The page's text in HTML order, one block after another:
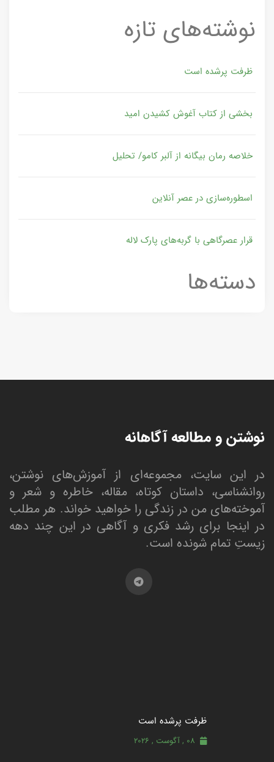
نوشته‌های تازه
ظرفت پرشده‌ است
بخشی از کتاب آغوش کشیدن امید
خلاصه رمان بیگانه از آلبر کامو/ تحلیل
اسطوره‌سازی در عصر آنلاین
قرار عصرگاهی با گربه‌های پارک لاله
دسته‌ها
نوشتن و مطالعه آگاهانه
در این سایت، مجموعه‌ای از آموزش‌های نوشتن،
روانشناسی، داستان کوتاه، مقاله، خاطره و شعر و
آموخته‌های من در زندگی را خواهید خواند. هر مطلب
در اینجا برای رشد فکری و آگاهی در این چند دهه
زیستِ تمام شونده است.
ظرفت پرشده‌ است
08 , آگوست , 2026